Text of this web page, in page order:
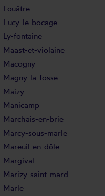
Louâtre
Lucy-le-bocage
Ly-fontaine
Maast-et-violaine
Macogny
Magny-la-fosse
Maizy
Manicamp
Marchais-en-brie
Marcy-sous-marle
Mareuil-en-dôle
Margival
Marizy-saint-mard
Marle